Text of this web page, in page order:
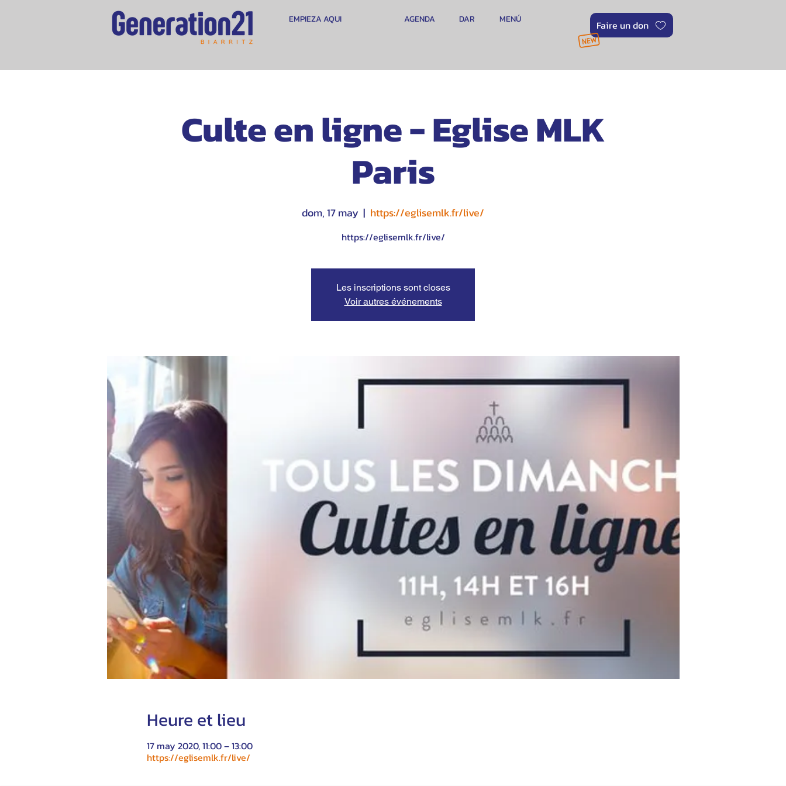
EMPIEZA AQUI DAR MENÚ
AGENDA Faire un don
Culte en ligne - Eglise MLK
Paris
dom, 17 may
  |
https://eglisemlk.fr/live/
https://eglisemlk.fr/live/
Les inscriptions sont closes
Voir autres événements
Heure et lieu
17 may 2020, 11:00 – 13:00
https://eglisemlk.fr/live/